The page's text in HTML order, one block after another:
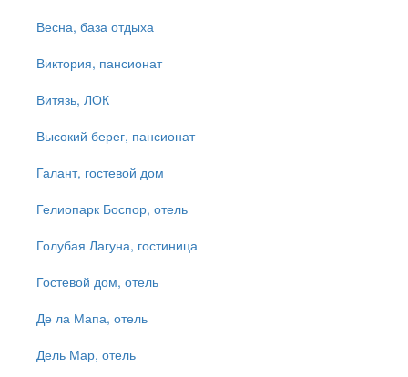
Весна, база отдыха
Виктория, пансионат
Витязь, ЛОК
Высокий берег, пансионат
Галант, гостевой дом
Гелиопарк Боспор, отель
Голубая Лагуна, гостиница
Гостевой дом, отель
Де ла Мапа, отель
Дель Мар, отель